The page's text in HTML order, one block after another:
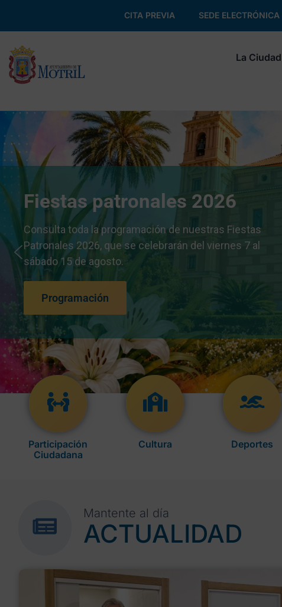
CITA PREVIA SEDE ELECTRÓNICA
La Ciudad
Fiestas patronales 2026
Consulta toda la programación de nuestras Fiestas
Patronales 2026, que se celebrarán del viernes 7 al
sábado 15 de agosto.
Programación
Participación
Ciudadana
Cultura Deportes
Mantente al día
ACTUALIDAD